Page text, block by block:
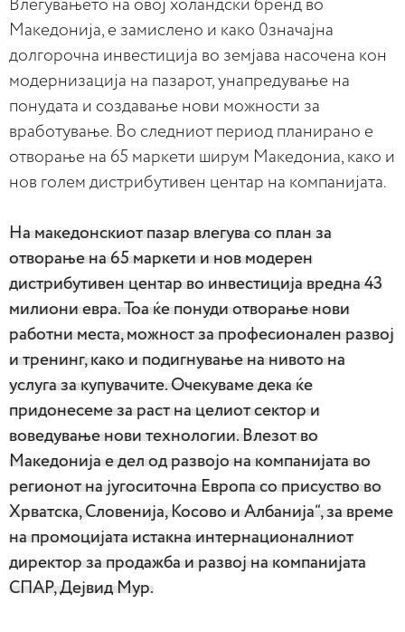
Влегувањето на овој холандски бренд во
Македонија, е замислено и како 0значајна
долгорочна инвестиција во земјава насочена кон
модернизација на пазарот, унапредување на
понудата и создавање нови можности за
вработување. Во следниот период планирано е
отворање на 65 маркети ширум Македониа, како и
нов голем дистрибутивен центар на компанијата.
На македонскиот пазар влегува со план за
отворање на 65 маркети и нов модерен
дистрибутивен центар во инвестиција вредна 43
милиони евра. Тоа ќе понуди отворање нови
работни места, можност за професионален развој
и тренинг, како и подигнување на нивото на
услуга за купувачите. Очекуваме дека ќе
придонесеме за раст на целиот сектор и
воведување нови технологии. Влезот во
Македонија е дел од развојо на компанијата во
регионот на југоситочна Европа со присуство во
Хрватска, Словенија, Косово и Албанија“, за време
на промоцијата истакна интернационалниот
директор за продажба и развој на компанијата
СПАР, Дејвид Мур.